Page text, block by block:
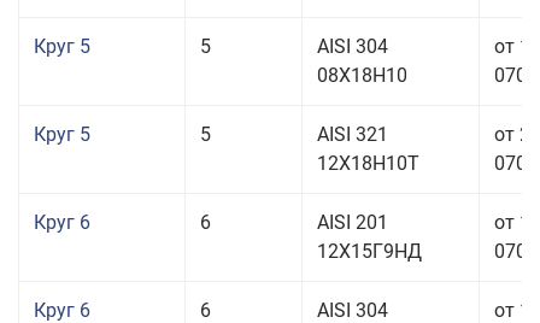
Круг 5 5
AISI 304
08Х18Н10
от
Круг 5 5
AISI 321
12Х18Н10Т
от
Круг 6 6
AISI 201
12Х15Г9НД
от
Круг 6 6
AISI 304
от